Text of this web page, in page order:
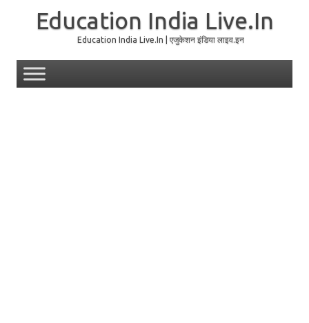
Education India Live.In
Education India Live.In | एजुकेशन इंडिया लाइव.इन